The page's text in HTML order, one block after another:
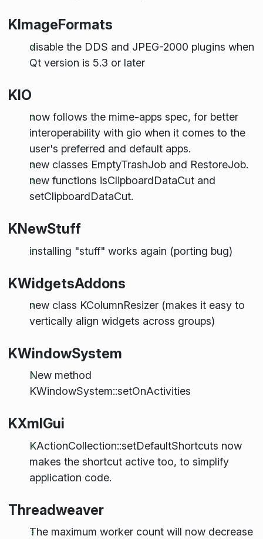
KImageFormats
disable the DDS and JPEG-2000 plugins when
Qt version is 5.3 or later
KIO
now follows the mime-apps spec, for better
interoperability with gio when it comes to the
user's preferred and default apps.
new classes EmptyTrashJob and RestoreJob.
new functions isClipboardDataCut and
setClipboardDataCut.
KNewStuff
installing "stuff" works again (porting bug)
KWidgetsAddons
new class KColumnResizer (makes it easy to
vertically align widgets across groups)
KWindowSystem
New method
KWindowSystem::setOnActivities
KXmlGui
KActionCollection::setDefaultShortcuts now
makes the shortcut active too, to simplify
application code.
Threadweaver
The maximum worker count will now decrease